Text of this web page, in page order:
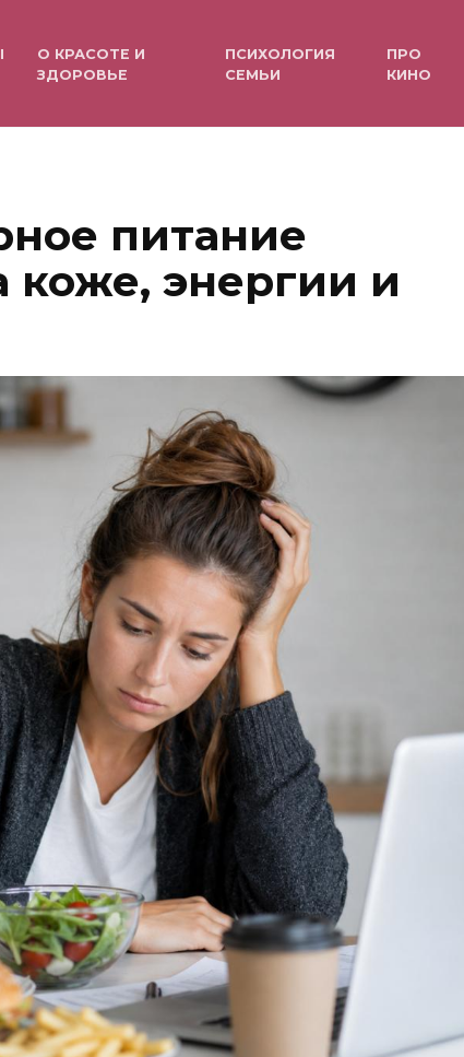
О КРАСОТЕ И
ЗДОРОВЬЕ
ПСИХОЛОГИЯ
СЕМЬИ
ПРО
КИНО
питание
коже, энергии и